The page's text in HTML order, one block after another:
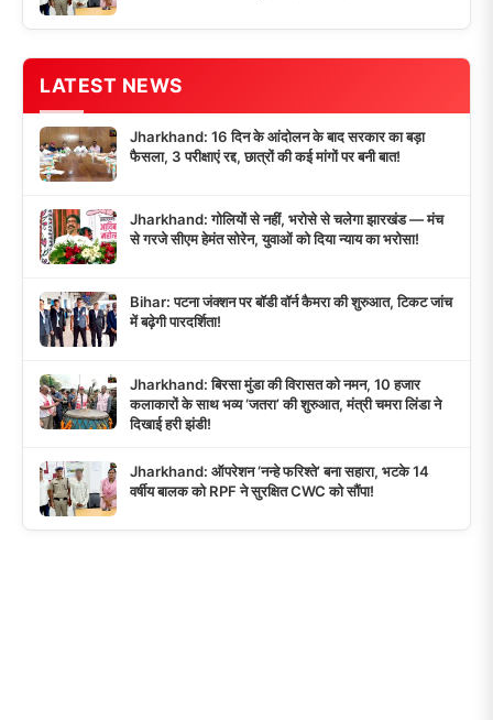
LATEST NEWS
Jharkhand: 16 दिन के आंदोलन के बाद सरकार का बड़ा
फैसला, 3 परीक्षाएं रद्द, छात्रों की कई मांगों पर बनी बात!
Jharkhand: गोलियों से नहीं, भरोसे से चलेगा झारखंड — मंच
से गरजे सीएम हेमंत सोरेन, युवाओं को दिया न्याय का भरोसा!
Bihar: पटना जंक्शन पर बॉडी वॉर्न कैमरा की शुरुआत, टिकट जांच
में बढ़ेगी पारदर्शिता!
Jharkhand: बिरसा मुंडा की विरासत को नमन, 10 हजार
कलाकारों के साथ भव्य ‘जतरा’ की शुरुआत, मंत्री चमरा लिंडा ने
दिखाई हरी झंडी!
Jharkhand: ऑपरेशन ‘नन्हे फरिश्ते’ बना सहारा, भटके 14
वर्षीय बालक को RPF ने सुरक्षित CWC को सौंपा!